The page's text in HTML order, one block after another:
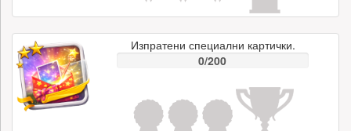
Изпратени специални картички.
0/200